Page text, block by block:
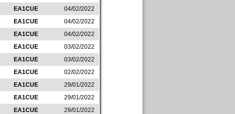
EA1CUE
04/02/2022
EA1CUE
04/02/2022
EA1CUE
04/02/2022
EA1CUE
03/02/2022
EA1CUE
03/02/2022
EA1CUE
02/02/2022
EA1CUE
29/01/2022
EA1CUE
29/01/2022
EA1CUE
29/01/2022